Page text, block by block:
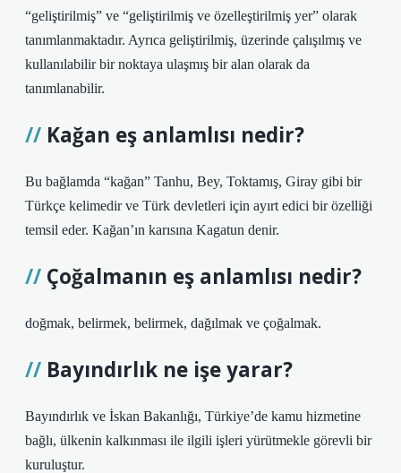
“geliştirilmiş” ve “geliştirilmiş ve özelleştirilmiş yer” olarak
tanımlanmaktadır. Ayrıca geliştirilmiş, üzerinde çalışılmış ve
kullanılabilir bir noktaya ulaşmış bir alan olarak da
tanımlanabilir.
Kağan eş anlamlısı nedir?
Bu bağlamda “kağan” Tanhu, Bey, Toktamış, Giray gibi bir
Türkçe kelimedir ve Türk devletleri için ayırt edici bir özelliği
temsil eder. Kağan’ın karısına Kagatun denir.
Çoğalmanın eş anlamlısı nedir?
doğmak, belirmek, belirmek, dağılmak ve çoğalmak.
Bayındırlık ne işe yarar?
Bayındırlık ve İskan Bakanlığı, Türkiye’de kamu hizmetine
bağlı, ülkenin kalkınması ile ilgili işleri yürütmekle görevli bir
kuruluştur.